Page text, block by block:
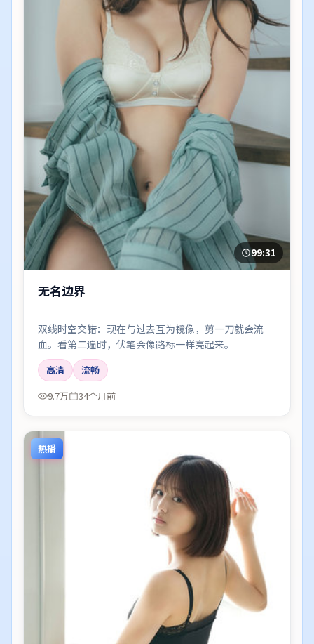
99:31
无名边界
双线时空交错：现在与过去互为镜像，剪一刀就会流
血。看第二遍时，伏笔会像路标一样亮起来。
高清
流畅
9.7万
34个月前
热播